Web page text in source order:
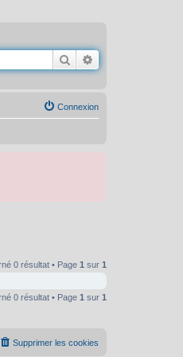
Rechercher
Connexion
0 résultat • Page 1 sur 1
0 résultat • Page 1 sur 1
Supprimer les cookies